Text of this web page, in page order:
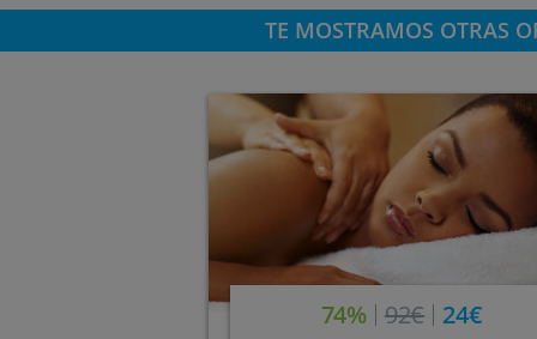
TE MOSTRAMOS OTRAS
74% 92€ 24€